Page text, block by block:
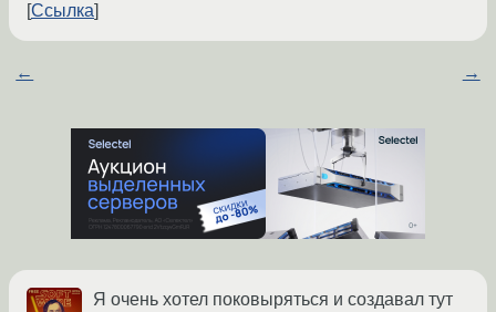
Ссылка
← →
Я очень хотел поковыряться и создавал тут